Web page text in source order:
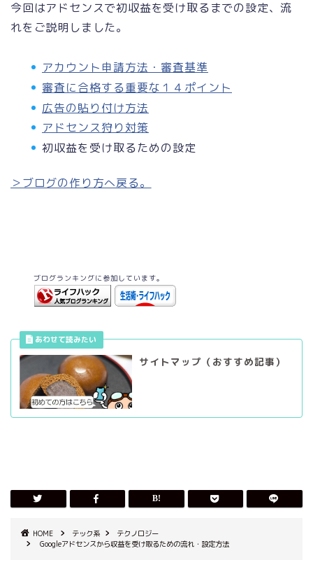
今回はアドセンスで初収益を受け取るまでの設定、流
れをご説明しました。
アカウント申請方法・審査基準
審査に合格する重要な１４ポイント
広告の貼り付け方法
アドセンス狩り対策
初収益を受け取るための設定
＞ブログの作り方へ戻る。
ブログランキングに参加しています。
サイトマップ（おすすめ記事）
HOME テック系
テクノロジー
Googleアドセンスから収益を受け取るための流れ・設定方法